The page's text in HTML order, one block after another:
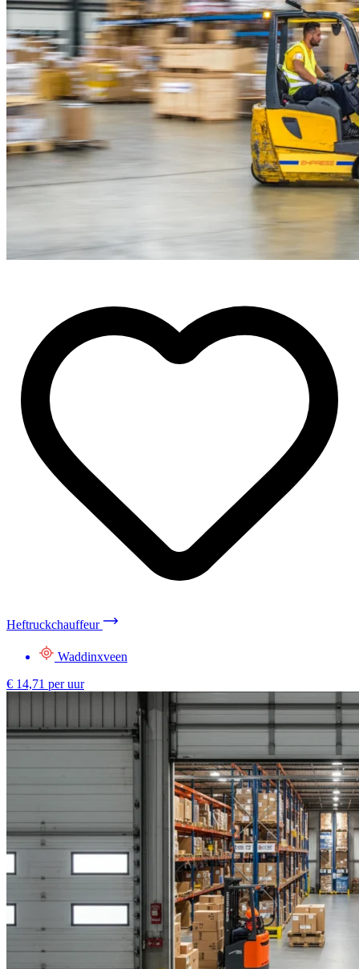
Heftruckchauffeur
Waddinxveen
€ 14,71 per uur